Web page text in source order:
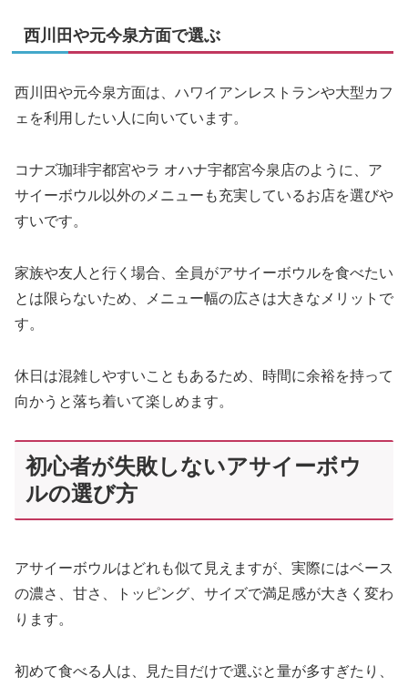
西川田や元今泉方面で選ぶ
西川田や元今泉方面は、ハワイアンレストランや大型カフ
ェを利用したい人に向いています。
コナズ珈琲宇都宮やラ オハナ宇都宮今泉店のように、ア
サイーボウル以外のメニューも充実しているお店を選びや
すいです。
家族や友人と行く場合、全員がアサイーボウルを食べたい
とは限らないため、メニュー幅の広さは大きなメリットで
す。
休日は混雑しやすいこともあるため、時間に余裕を持って
向かうと落ち着いて楽しめます。
初心者が失敗しないアサイーボウ
ルの選び方
アサイーボウルはどれも似て見えますが、実際にはベース
の濃さ、甘さ、トッピング、サイズで満足感が大きく変わ
ります。
初めて食べる人は、見た目だけで選ぶと量が多すぎたり、